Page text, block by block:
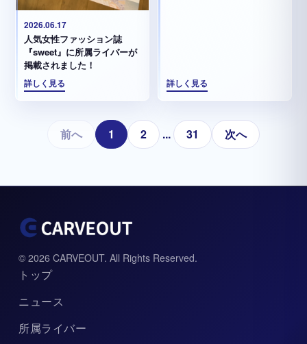
2026.06.17
人気女性ファッション誌
『sweet』に所属ライバーが
掲載されました！
詳しく見る 詳しく見る
前へ 1 2 ... 31 次へ
© 2026 CARVEOUT. All Rights Reserved.
トップ
ニュース
所属ライバー